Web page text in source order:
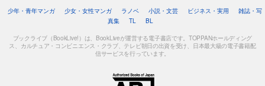
あらすじを表示する
週刊東洋経済 2025/8/9-16合併号
少年・青年マンガ
少女・女性マンガ ラノベ 小説・文芸 ビジネス・実用
雑誌・写
真集
TL BL
ブックライブ（BookLive!）は、BookLiveが運営する電子書店です。TOPPANホールディング
ス、カルチュア・コンビニエンス・クラブ、テレビ朝日の出資を受け、日本最大級の電子書籍配
信サービスを行っています。